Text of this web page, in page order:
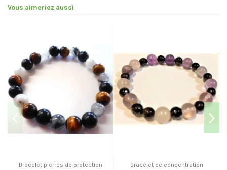
Vous aimeriez aussi
Bracelet pierres de protection Bracelet de concentration